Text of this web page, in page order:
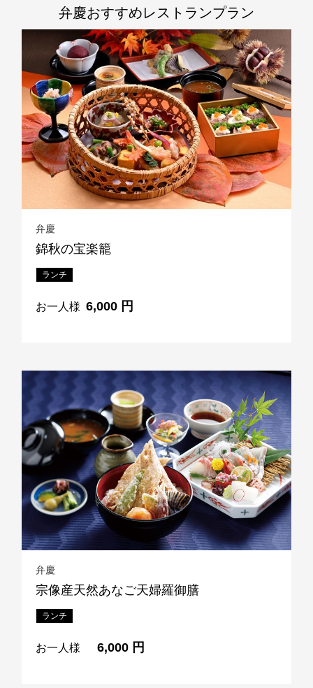
弁慶おすすめレストランプラン
弁慶
錦秋の宝楽籠
ランチ
お一人様 6,000 円
弁慶
宗像産天然あなご天婦羅御膳
ランチ
お一人様 6,000 円
お席のご予約
TEL 092-482-1168
以下のレストランをご利用の場合はお問合せフォームからご
連絡頂けますようお願いします
2F 寿司
銀明翠 博多
レストラン全般に関する
お問合せはこちら
TEL 092-482-1111